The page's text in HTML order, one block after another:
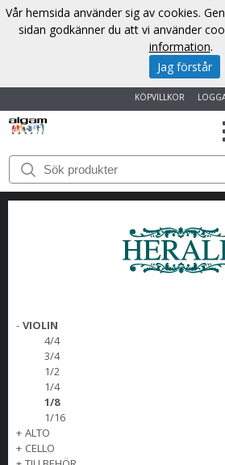
KÖPVILLKOR
START
VARUMÄRKEN
- VIOLIN
4/4
3/4
1/2
1/4
1/8
1/16
+ ALTO
+ CELLO
Vår hemsida använder sig av cookies.
sidan godkänner du att vi använder
information.
Jag förstår